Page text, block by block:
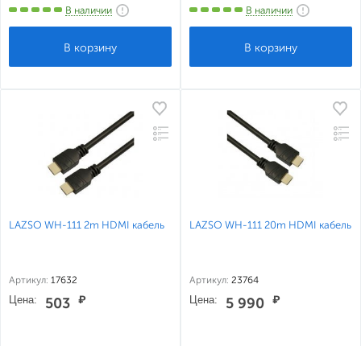
В наличии В наличии
LAZSO WH-111 2m HDMI кабель
Артикул: 17632
Цена: 503 ₽
LAZSO WH-111 20m HDMI кабель
Артикул: 23764
Цена: 5 990 ₽